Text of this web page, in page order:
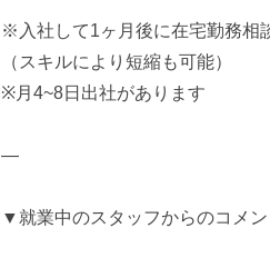
※入社して1ヶ月後に在宅勤務相
（スキルにより短縮も可能）
※月4~8日出社があります
―
▼就業中のスタッフからのコメン